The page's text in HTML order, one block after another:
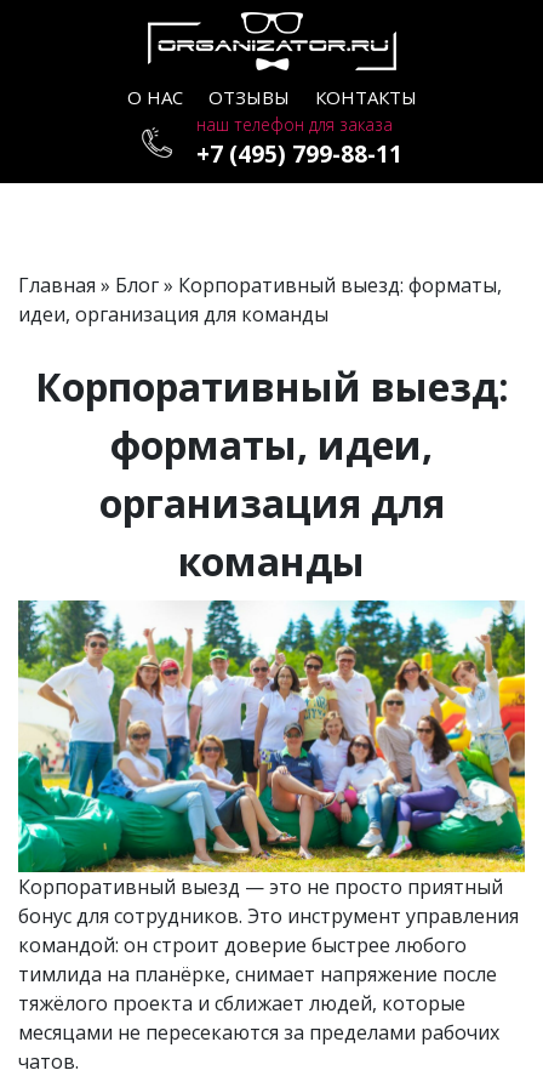
О НАС ОТЗЫВЫ КОНТАКТЫ
наш телефон для заказа
+7 (495) 799-88-11
Главная » Блог» Корпоративный выезд: форматы,
идеи, организация для команды
Корпоративный выезд:
форматы, идеи,
организация для
команды
Корпоративный выезд — это не просто приятный
бонус для сотрудников. Это инструмент управления
командой: он строит доверие быстрее любого
тимлида на планёрке, снимает напряжение после
тяжёлого проекта и сближает людей, которые
месяцами не пересекаются за пределами рабочих
чатов.